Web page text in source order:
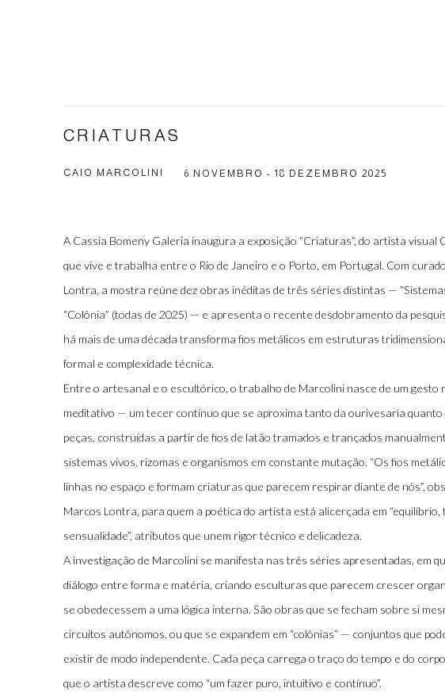
CRIATURAS
CAIO MARCOLINI 6 NOVEMBRO - 18 DEZEMBRO 2025
A Cassia Bomeny Galeria inaugura a exposição “Criaturas”, do artista visual
que vive e trabalha entre o Rio de Janeiro e o Porto, em Portugal. Com
Lontra, a mostra reúne dez obras inéditas de três séries distintas —
“Colônia” (todas de 2025) — e apresenta o recente desdobramento da
há mais de uma década transforma fios metálicos em estruturas
formal e complexidade técnica.
Entre o artesanal e o escultórico, o trabalho de Marcolini nasce de um gesto
meditativo — um tecer contínuo que se aproxima tanto da ourivesaria quanto
peças, construídas a partir de fios de latão tramados e trançados
sistemas vivos, rizomas e organismos em constante mutação. “Os fios
linhas no espaço e formam criaturas que parecem respirar diante de nós”,
Marcos Lontra, para quem a poética do artista está alicerçada em “equilíbrio,
sensualidade”, atributos que unem rigor técnico e delicadeza.
A investigação de Marcolini se manifesta nas três séries apresentadas, em
diálogo entre forma e matéria, criando esculturas que parecem crescer
se obedecessem a uma lógica interna. São obras que se fecham sobre si
circuitos autônomos, ou que se expandem em “colônias” — conjuntos que
existir de modo independente. Cada peça carrega o traço do tempo e do
que o artista descreve como “um fazer puro, intuitivo e contínuo”.